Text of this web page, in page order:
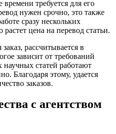
требуется для его
нужен срочно, это также
сразу нескольких
цена на перевод статьи.
рассчитывается в
зависит от требований
научных статей работают
Благодаря этому, удается
заказов.
с агентством